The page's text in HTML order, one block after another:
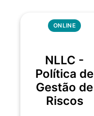
ONLINE
NLLC -
Política de
Gestão de
Riscos